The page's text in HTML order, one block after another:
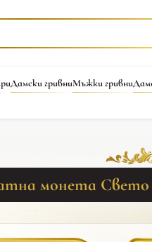
Дамски гривниМъжки гривни
монета Свето